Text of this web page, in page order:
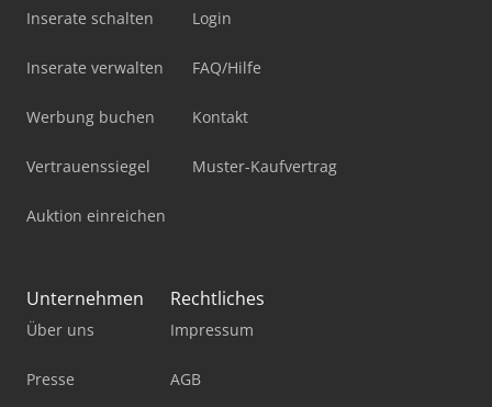
Inserate schalten
Inserate verwalten
Werbung buchen
Vertrauenssiegel
Auktion einreichen
Login
FAQ/Hilfe
Kontakt
Muster-Kaufvertrag
Unternehmen
Über uns
Presse
Rechtliches
Impressum
AGB